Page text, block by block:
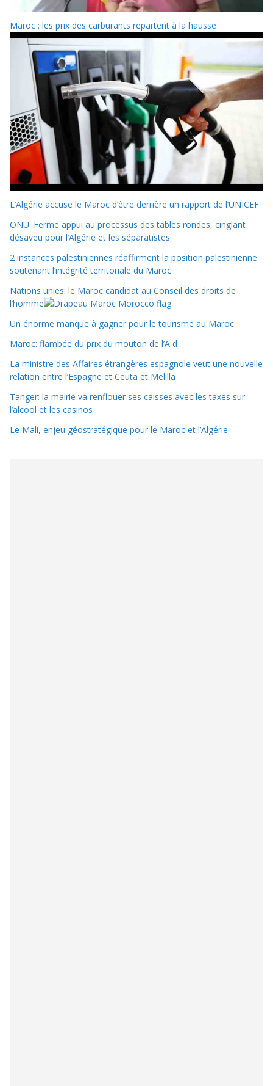
Maroc : les prix des carburants repartent à la hausse
L’Algérie accuse le Maroc d’être derrière un rapport de l’UNICEF
ONU: Ferme appui au processus des tables rondes, cinglant
désaveu pour l’Algérie et les séparatistes
2 instances palestiniennes réaffirment la position palestinienne
soutenant l’intégrité territoriale du Maroc
Nations unies: le Maroc candidat au Conseil des droits de
l’homme
Un énorme manque à gagner pour le tourisme au Maroc
Maroc: flambée du prix du mouton de l’Aïd
La ministre des Affaires étrangères espagnole veut une nouvelle
relation entre l’Espagne et Ceuta et Melilla
Tanger: la mairie va renflouer ses caisses avec les taxes sur
l’alcool et les casinos
Le Mali, enjeu géostratégique pour le Maroc et l’Algérie